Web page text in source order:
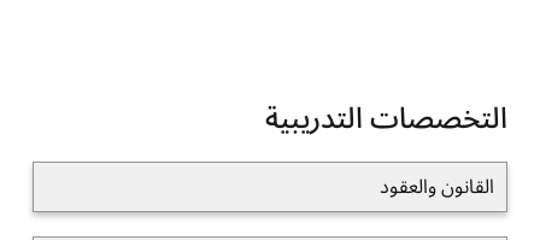
التخصصات التدريبية
القانون والعقود